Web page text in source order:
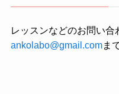
レッスンなどのお問い合
ankolabo@gmail.comま